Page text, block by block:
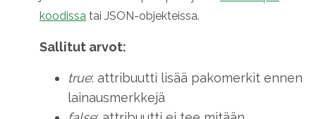
koodissa tai JSON-objekteissa.
Sallitut arvot:
true: attribuutti lisää pakomerkit ennen
lainausmerkkejä